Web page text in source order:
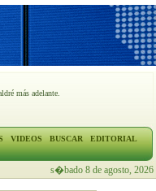
más adelante.
VIDEOS BUSCAR
EDITORIAL
s�bado 8 de agosto, 2026